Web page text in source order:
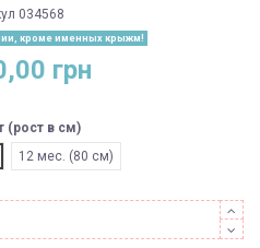
034568
кроме именных крыжм!
грн
(рост в см)
12 мес. (80 см)